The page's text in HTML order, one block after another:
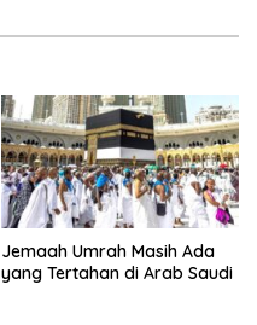
Jemaah Umrah Masih Ada
yang Tertahan di Arab Saudi